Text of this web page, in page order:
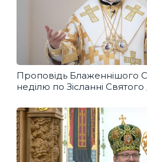
Проповідь Блаженнішого
неділю по Зісланні Святого